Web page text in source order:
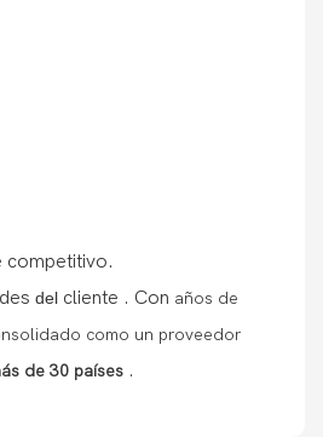
competitivo.
del cliente . Con años de
como un proveedor
de 30 países .